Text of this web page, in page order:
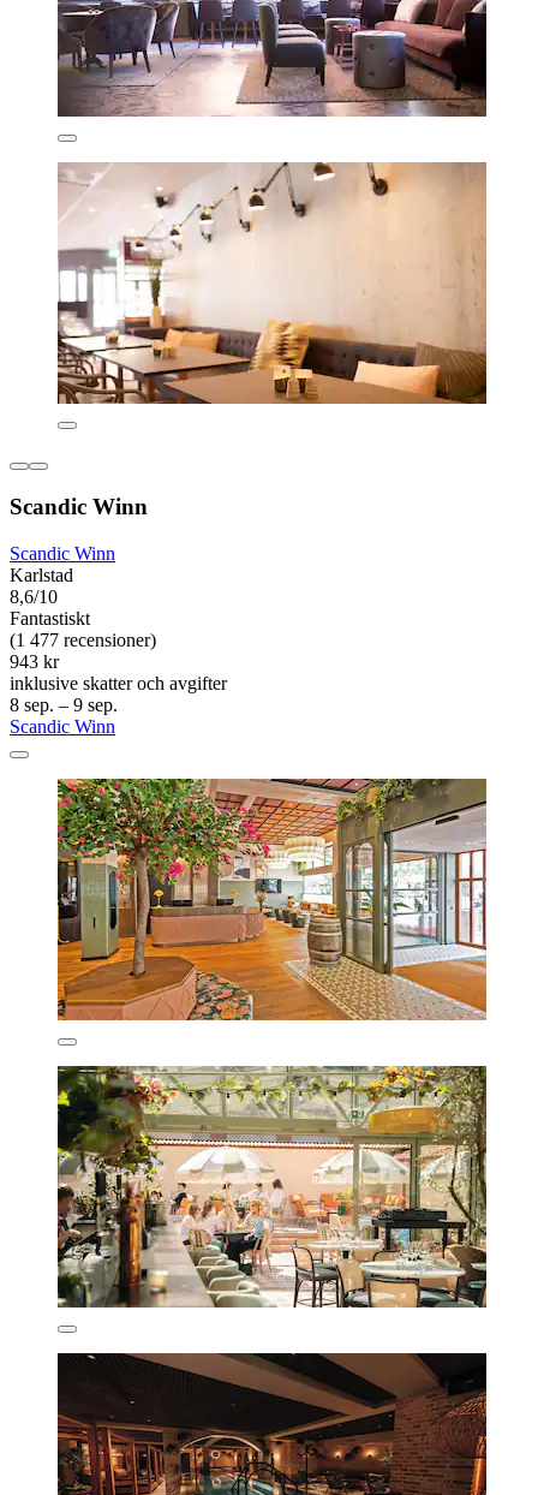
Scandic Winn
Scandic Winn
Karlstad
8,6/10
Fantastiskt
(1 477 recensioner)
943 kr
inklusive skatter och avgifter
8 sep. – 9 sep.
Scandic Winn